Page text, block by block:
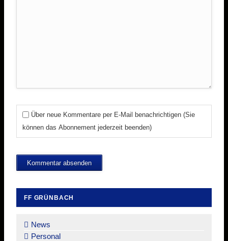
Über neue Kommentare per E-Mail benachrichtigen (Sie
können das Abonnement jederzeit beenden)
Kommentar absenden
FF GRÜNBACH
überspringen
News
Personal